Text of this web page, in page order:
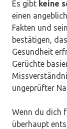
Es gibt keine
einen
Fakten und
bestätigen,
Gesundheit
Gerüchte
ungeprüfter
Wenn du dich
überhaupt